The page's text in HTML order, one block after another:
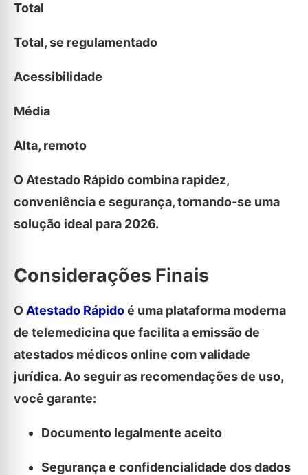
Total
Total, se regulamentado
Acessibilidade
Média
Alta, remoto
O Atestado Rápido combina rapidez,
conveniência e segurança, tornando-se uma
solução ideal para 2026.
Considerações Finais
O Atestado Rápidoé uma plataforma moderna
de telemedicina que facilita a emissão de
atestados médicos online com validade
jurídica. Ao seguir as recomendações de uso,
você garante:
Documento legalmente aceito
Segurança e confidencialidade dos dados